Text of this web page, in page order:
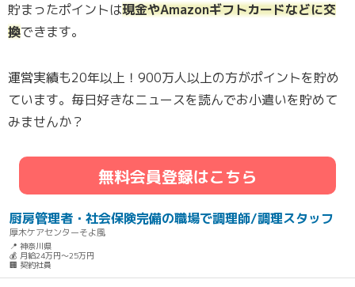
貯まったポイントは現金やAmazonギフトカードなどに交
換できます。
運営実績も20年以上！900万人以上の方がポイントを貯め
ています。毎日好きなニュースを読んでお小遣いを貯めて
みませんか？
無料会員登録はこちら
厨房管理者・社会保険完備の職場で調理師/調理スタッフ
厚木ケアセンターそよ風
📍 神奈川県
💰 月給24万円～25万円
🏢 契約社員